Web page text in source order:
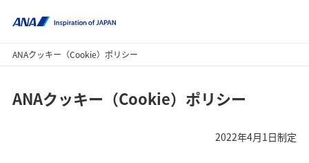
ANAクッキー（Cookie）ポリシー
ANAクッキー（Cookie）ポリシー
2022年4月1日制定